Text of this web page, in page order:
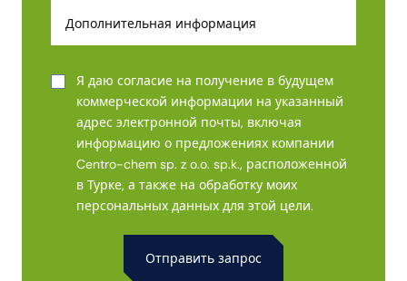
Я даю согласие на получение в будущем
коммерческой информации на указанный
адрес электронной почты, включая
информацию о предложениях компании
Centro-chem sp. z o.o. sp.k., расположенной
в Турке, а также на обработку моих
персональных данных для этой цели.